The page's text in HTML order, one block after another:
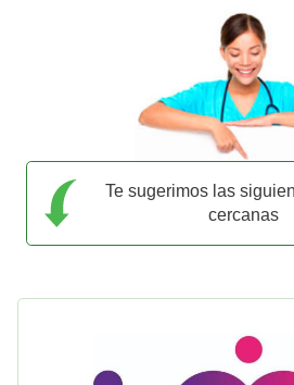
Te sugerimos las
cercanas